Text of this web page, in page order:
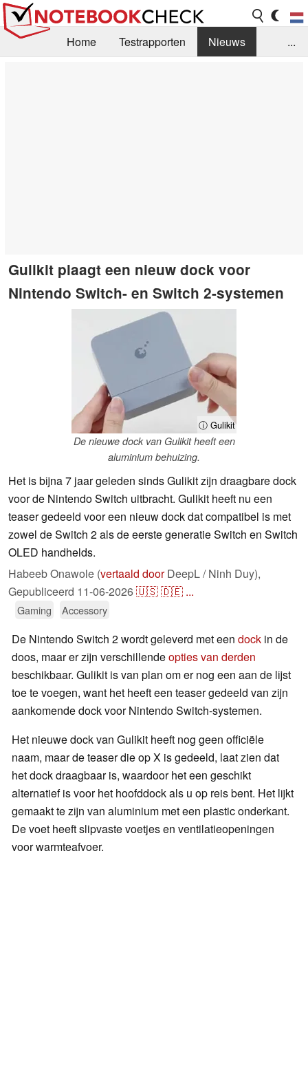
Home Testrapporten
Nieuws
...
Gulikit plaagt een nieuw dock voor
Nintendo Switch- en Switch 2-systemen
ⓘ Gulikit
De nieuwe dock van Gulikit heeft een
aluminium behuizing.
Het is bijna 7 jaar geleden sinds Gulikit zijn draagbare dock
voor de Nintendo Switch uitbracht. Gulikit heeft nu een
teaser gedeeld voor een nieuw dock dat compatibel is met
zowel de Switch 2 als de eerste generatie Switch en Switch
OLED handhelds.
Habeeb Onawole (vertaald doorDeepL / Ninh Duy),
Gepubliceerd 11-06-2026🇺🇸🇩🇪 ...
Gaming Accessory
De Nintendo Switch 2 wordt geleverd met een dock in de
doos, maar er zijn verschillendeopties van derden
beschikbaar. Gulikit is van plan om er nog een aan de lijst
toe te voegen, want het heeft een teaser gedeeld van zijn
aankomende dock voor Nintendo Switch-systemen.
Het nieuwe dock van Gulikit heeft nog geen officiële
naam, maar de teaser die op X is gedeeld, laat zien dat
het dock draagbaar is, waardoor het een geschikt
alternatief is voor het hoofddock als u op reis bent. Het lijkt
gemaakt te zijn van aluminium met een plastic onderkant.
De voet heeft slipvaste voetjes en ventilatieopeningen
voor warmteafvoer.